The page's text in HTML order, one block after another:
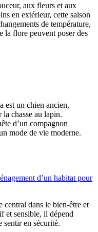
aux fleurs et aux
en extérieur, cette saison
de température,
la flore peuvent poser des
est un chien ancien,
chasse au lapin.
d’un compagnon
mode de vie moderne.
d’un habitat pour
central dans le bien-être et
et sensible, il dépend
sentir en sécurité.